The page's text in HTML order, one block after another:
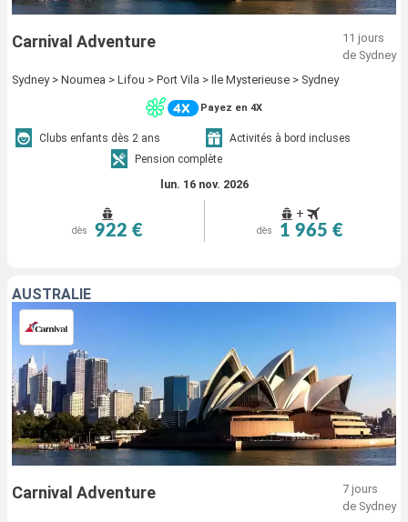
Carnival Adventure
11 jours
de Sydney
Sydney > Noumea > Lifou > Port Vila > Ile Mysterieuse > Sydney
Payez en 4X
Clubs enfants dès 2 ans
Activités à bord incluses
Pension complète
lun. 16 nov. 2026
dès 922 €
+
dès 1 965 €
AUSTRALIE
Carnival Adventure
7 jours
de Sydney